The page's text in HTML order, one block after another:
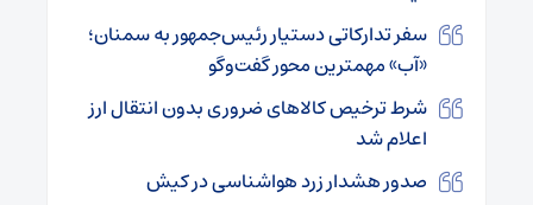
سفر تدارکاتی دستیار رئیس‌جمهور به سمنان؛
«آب» مهمترین محور گفت‌وگو
شرط ترخیص کالا‌های ضروری بدون انتقال ارز
اعلام شد
صدور هشدار زرد هواشناسی در کیش